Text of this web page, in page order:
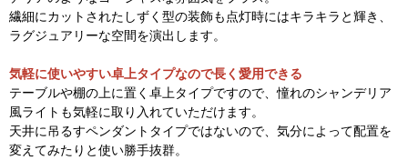
繊細にカットされたしずく型の装飾も点灯時にはキラキラと輝き、
ラグジュアリーな空間を演出します。
気軽に使いやすい卓上タイプなので長く愛用できる
テーブルや棚の上に置く卓上タイプですので、憧れのシャンデリア
風ライトも気軽に取り入れていただけます。
天井に吊るすペンダントタイプではないので、気分によって配置を
変えてみたりと使い勝手抜群。